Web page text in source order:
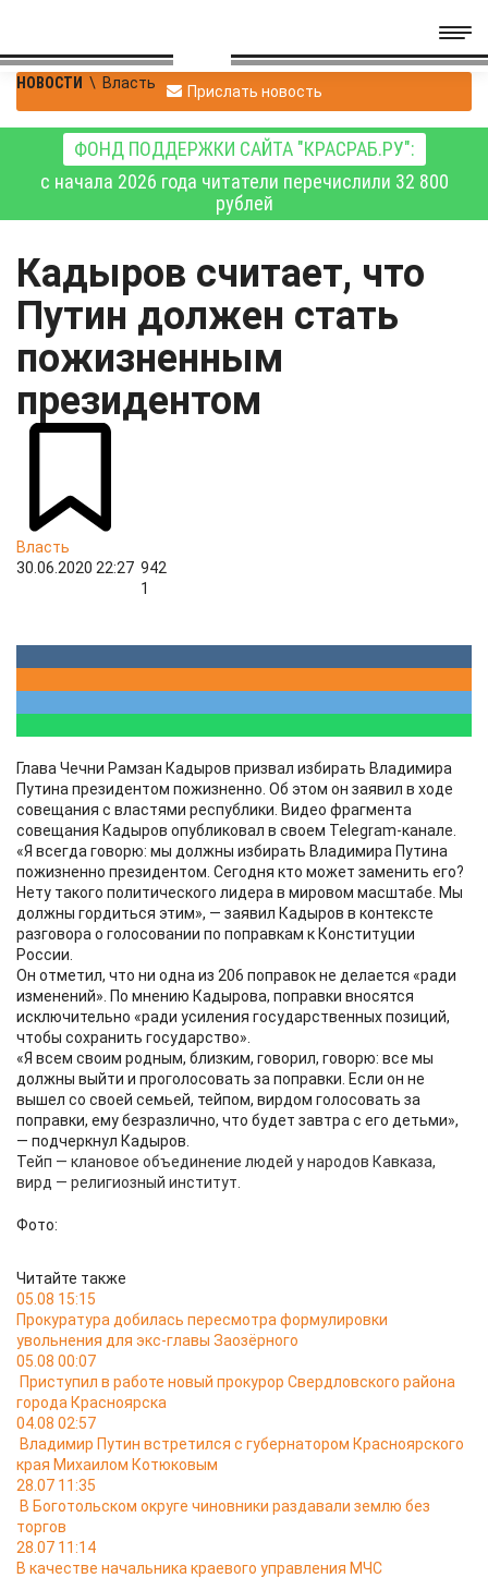
НОВОСТИ \ Власть Прислать новость
ФОНД ПОДДЕРЖКИ САЙТА "КРАСРАБ.РУ":
с начала 2026 года читатели перечислили 32 800
рублей
Кадыров считает, что
Путин должен стать
пожизненным
президентом
Власть
30.06.2020 22:27 942
1
Глава Чечни Рамзан Кадыров призвал избирать Владимира
Путина президентом пожизненно. Об этом он заявил в ходе
совещания с властями республики. Видео фрагмента
совещания Кадыров опубликовал в своем Telegram-канале.
«Я всегда говорю: мы должны избирать Владимира Путина
пожизненно президентом. Сегодня кто может заменить его?
Нету такого политического лидера в мировом масштабе. Мы
должны гордиться этим», — заявил Кадыров в контексте
разговора о голосовании по поправкам к Конституции
России.
Он отметил, что ни одна из 206 поправок не делается «ради
изменений». По мнению Кадырова, поправки вносятся
исключительно «ради усиления государственных позиций,
чтобы сохранить государство».
«Я всем своим родным, близким, говорил, говорю: все мы
должны выйти и проголосовать за поправки. Если он не
вышел со своей семьей, тейпом, вирдом голосовать за
поправки, ему безразлично, что будет завтра с его детьми»,
— подчеркнул Кадыров.
Тейп — клановое объединение людей у народов Кавказа,
вирд — религиозный институт.
Фото:
Читайте также
05.08 15:15
Прокуратура добилась пересмотра формулировки
увольнения для экс-главы Заозёрного
05.08 00:07
Приступил в работе новый прокурор Свердловского района
города Красноярска
04.08 02:57
Владимир Путин встретился с губернатором Красноярского
края Михаилом Котюковым
28.07 11:35
В Боготольском округе чиновники раздавали землю без
торгов
28.07 11:14
В качестве начальника краевого управления МЧС